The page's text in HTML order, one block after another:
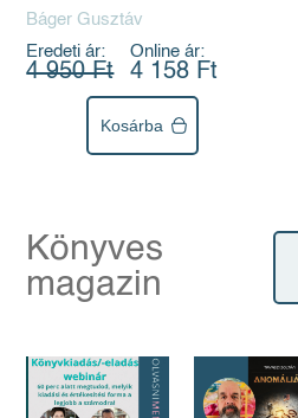
Báger Gusztáv
Eredeti ár:
4 950 Ft
Online ár:
4 158 Ft
Kosárba
Könyves
magazin